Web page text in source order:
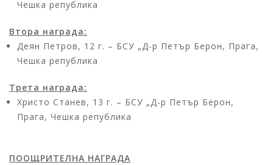
Чешка република
Втора награда:
Деян Петров, 12 г. – БСУ „Д-р Петър Берон, Прага,
Чешка република
Трета награда:
Христо Станев, 13 г. – БСУ „Д-р Петър Берон,
Прага, Чешка република
ПООЩРИТЕЛНА НАГРАДА